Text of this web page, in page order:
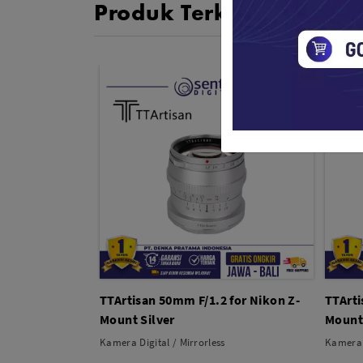
Produk Terkait
TTArtisan 50mm F/1.2 for Nikon Z-
Mount Silver
Kamera Digital / Mirrorless